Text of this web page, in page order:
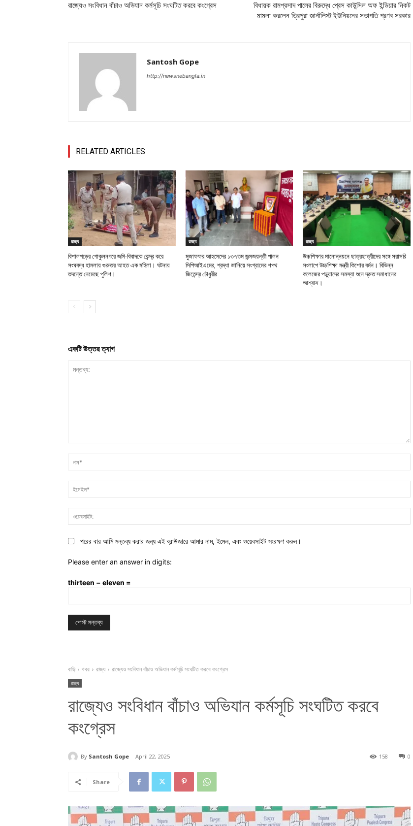
রাজ্যেও সংবিধান বাঁচাও অভিযান কর্মসূচি সংঘটিত করবে কংগ্রেস
বিধায়ক রামপ্রসাদ পালের বিরুদ্ধে প্রেস কাউন্সিল অফ ইন্ডিয়ার নিকট
মামলা করলেন ত্রিপুরা জার্নালিস্ট ইউনিয়নের সভাপতি প্রণব সরকার
Santosh Gope
http://newsnebangla.in
RELATED ARTICLES
রাজ্য
বিশালগড়ের গোকুলনগরে জমি-বিবাদকে কেন্দ্র করে
সংঘবদ্ধ হামলায় গুরুতর আহত এক মহিলা। ঘটনায়
তদন্তে নেমেছে পুলিশ।
রাজ্য
মুজাফফর আহমেদের ১৩৭তম জন্মজয়ন্তী পালন
সিপিআইএমের, শ্রদ্ধা জানিয়ে সংগ্রামের শপথ
জিতেন্দ্র চৌধুরীর
রাজ্য
উচ্চশিক্ষার মানোন্নয়নে ছাত্রছাত্রীদের সঙ্গে সরাসরি
সংলাপে উচ্চশিক্ষা মন্ত্রী কিশোর বর্মন। বিভিন্ন
কলেজের পড়ুয়াদের সমস্যা শুনে দ্রুত সমাধানের
আশ্বাস।
একটি উত্তর ত্যাগ
পরের বার আমি মন্তব্য করার জন্য এই ব্রাউজারে আমার নাম, ইমেল, এবং ওয়েবসাইট সংরক্ষণ করুন।
Please enter an answer in digits:
thirteen − eleven =